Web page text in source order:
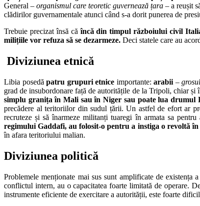
General– organismul care teoretic guvernează țara – a reușit
clădirilor guvernamentale atunci când s-a dorit punerea de
Trebuie precizat însă căîncă din timpul războiului civil
milițiile vor refuza să se dezarmeze. Deci statele care au
Diviziunea etnică
Libia posedăpatru grupuri etnice importante:arabii –
grad de insubordonare față de autoritățile de la Tripoli, chiar și
simplu granița în Mali sau în Niger sau poate lua drumul
precădere al teritoriilor din sudul țării. Un astfel de efort ar
recruteze și să înarmeze militanți tuaregi în armata sa
regimului Gaddafi, au folosit-o pentru a instiga o revoltă
în afara teritoriului malian.
Diviziunea politică
Problemele menționate mai sus sunt amplificate de existența a
conflictul intern, au o capacitatea foarte limitată de operare.
instrumente eficiente de exercitare a autorității, este foarte